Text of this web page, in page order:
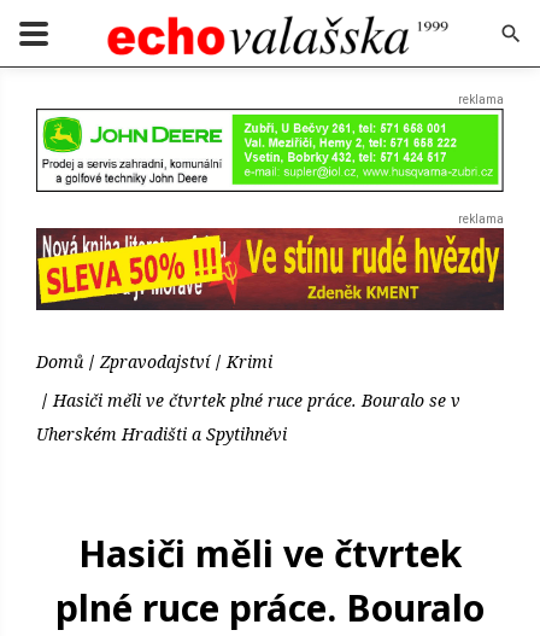
Domů Zpravodajství
Krimi
Hasiči měli ve čtvrtek plné ruce práce. Bouralo se v
Uherském Hradišti a Spytihněvi
Hasiči měli ve čtvrtek
plné ruce práce. Bouralo